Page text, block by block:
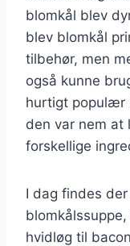
blomkål blev
blev blomkål
tilbehør, men
også kunne
hurtigt populær
den var nem at
forskellige
I dag findes
hvidløg til